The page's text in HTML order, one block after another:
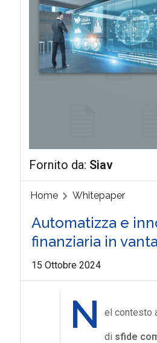
Fornito da: Siav
Home Whitepaper
Automatizza e
finanziaria in
15 Ottobre 2024
N el contesto
di sfide